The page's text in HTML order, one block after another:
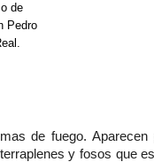
de
Pedro
de fuego.
y fosos que